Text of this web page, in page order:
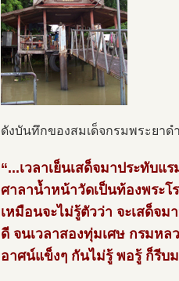
ดังบันทึกของสมเด็จกรมพระยาด
“...เวลาเย็นเสด็จมาประทับแ
ศาลาน้ำหน้าวัดเป็นท้องพระโ
เหมือนจะไม่รู้ตัวว่า จะเสด็จ
ดี จนเวลาสองทุ่มเศษ กรมหล
อาศน์แข็งๆ กันไม่รู้ พอรู้ ก็รีบ